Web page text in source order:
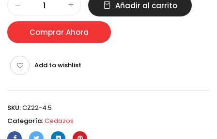
Añadir al carrito
Comprar Ahora
Add to wishlist
SKU:CZ22-4.5
Categoría:Cedazos